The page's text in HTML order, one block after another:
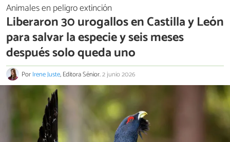
Animales en peligro extinción
Liberaron 30 urogallos en Castilla y León
para salvar la especie y seis meses
después solo queda uno
PorIrene Juste, Editora Sénior.2 junio 2026